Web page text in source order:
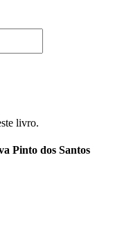
livro.
Pinto dos Santos